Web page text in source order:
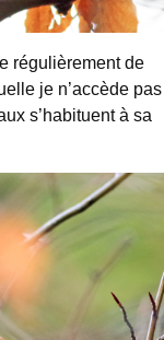
régulièrement de
je n’accède pas
s’habituent à sa